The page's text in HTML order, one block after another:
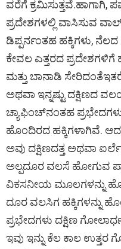
ವರೆಗೆ ಕ್ರಮಿಸುತ್ತವೆ.ಹಾಗಾಗಿ,
ಪ್ರದೇಶಗಳಲ್ಲಿ ವಾಸಿಸುವ
ಡಿಪ್ಪರ್ನಂತಹ ಹಕ್ಕಿಗಳು,
ಕೇವಲ ಎತ್ತರದ
ಮತ್ತು ಬಾನಾಡಿ
ಅಥವಾ ಇನ್ನಷ್ಟು ದಕ್ಷಿಣದ
ಚ್ಯಾಫಿಂಚ್‌ನಂತಹ
ಹೊಂದಿರದ ಹಕ್ಕಿಗಳಾಗಿವೆ.
ಅವು ದಕ್ಷಿಣದತ್ತ ಅಥವಾ
ಅಲ್ಪದೂರ ವಲಸೆ ಹೋಗುವ
ವಿಕಸನೀಯ ಮೂಲಗಳನ್ನು
ದೂರ ವಲಸಿಗ ಹಕ್ಕಿಗಳನ್ನು
ಪ್ರಭೇದಗಳು ದಕ್ಷಿಣ
ಇವು ಇನ್ನು ಕೆಲ ಕಾಲ